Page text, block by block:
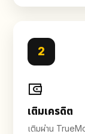
2
เติมเครดิต
เติมผ่าน